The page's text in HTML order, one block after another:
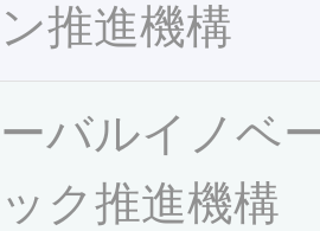
推進機構
バルイノベ
ク推進機構